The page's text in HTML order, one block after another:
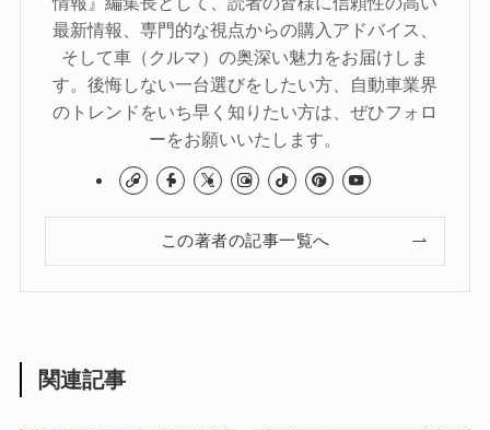
最新情報、専門的な視点からの購入アドバイス、
そして車（クルマ）の奥深い魅力をお届けしま
す。後悔しない一台選びをしたい方、自動車業界
のトレンドをいち早く知りたい方は、ぜひフォロ
ーをお願いいたします。
この著者の記事一覧へ
関連記事